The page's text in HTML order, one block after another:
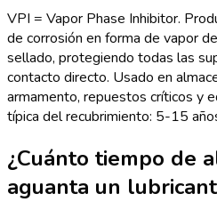
VPI = Vapor Phase Inhibitor.
de corrosión en forma de vapor
sellado, protegiendo todas las
contacto directo. Usado en
armamento, repuestos críticos y
típica del recubrimiento: 5-15
¿Cuánto tiempo de
aguanta un